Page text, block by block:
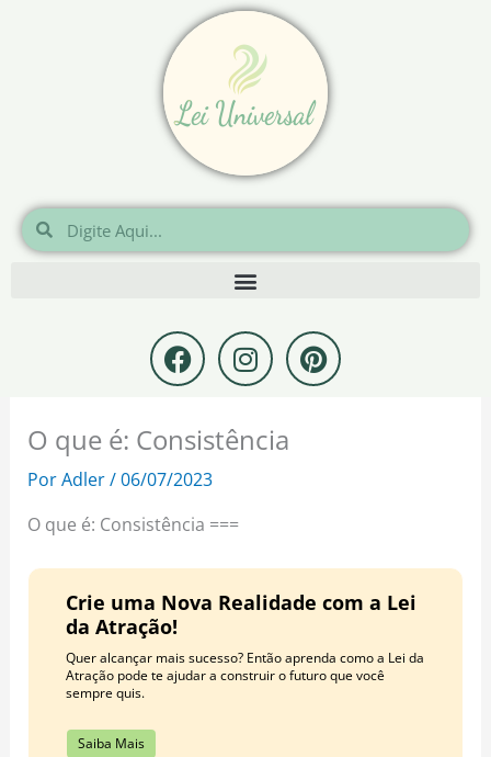
Pesquisar
Pesquisar
F
a
c
e
b
o
o
k
I
n
s
t
a
m
P
i
n
t
O que é: Consistência
PorAdler/06/07/2023
O que é: Consistência ===
Crie uma Nova Realidade com a Lei
da Atração!
Quer alcançar mais sucesso? Então aprenda como a Lei da
Atração pode te ajudar a construir o futuro que você
sempre quis.
Saiba Mais